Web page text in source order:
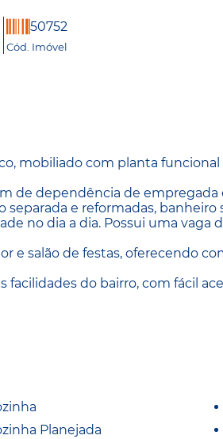
50752
Cód. Imóvel
mobiliado com planta funcional
de dependência de empregada
separada e reformadas,
no dia a dia. Possui uma vaga
e salão de festas, oferecendo
facilidades do bairro, com fácil
Planejada